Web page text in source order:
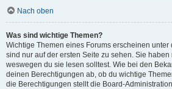
Nach oben
Was sind wichtige Themen?
Wichtige Themen eines Forums erscheinen unter
sind nur auf der ersten Seite zu sehen. Sie
weswegen du sie lesen solltest. Wie bei den
deinen Berechtigungen ab, ob du wichtige
die Berechtigungen stellt die Board-